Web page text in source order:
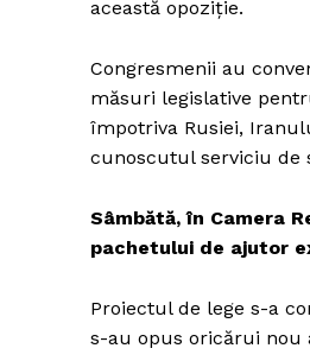
această opoziție.
Congresmenii au
măsuri legislative
împotriva Rusiei,
cunoscutul serviciu de
Sâmbătă, în Camera
pachetului de ajutor
Proiectul de lege s-a
s-au opus oricărui nou